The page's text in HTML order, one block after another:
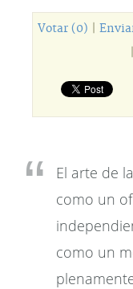
Votar (0)
El arte de
como un
como un